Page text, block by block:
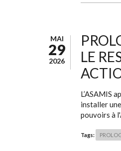
MAI
29
2026
LE
L’ASAMIS
installer
pouvoirs à
Tags: